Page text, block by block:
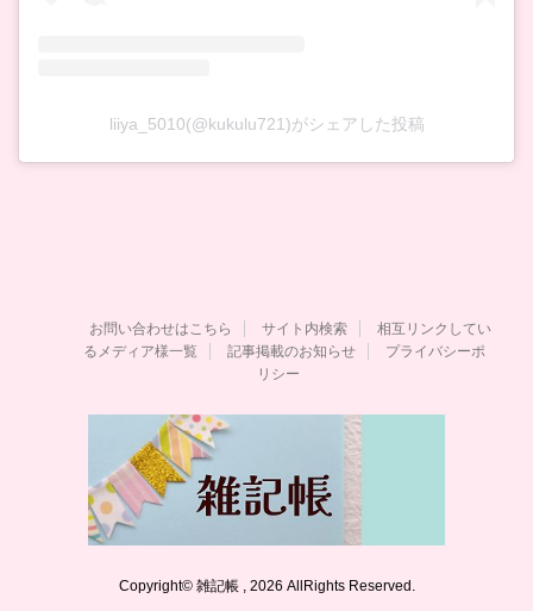
liiya_5010(@kukulu721)がシェアした投稿
お問い合わせはこちら サイト内検索
相互リンクしてい
るメディア様一覧
記事掲載のお知らせ
プライバシーポ
リシー
Copyright© 雑記帳 , 2026 AllRights Reserved.